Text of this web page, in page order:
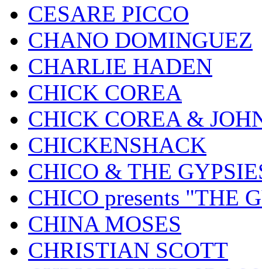
CESARE PICCO
CHANO DOMINGUEZ
CHARLIE HADEN
CHICK COREA
CHICK COREA &
CHICKENSHACK
CHICO & THE
CHICO presents "THE
CHINA MOSES
CHRISTIAN SCOTT